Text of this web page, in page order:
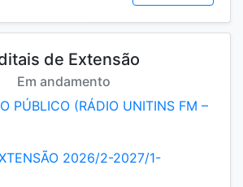
de Extensão
Em andamento
PÚBLICO (RÁDIO UNITINS FM –
2026/2-2027/1-